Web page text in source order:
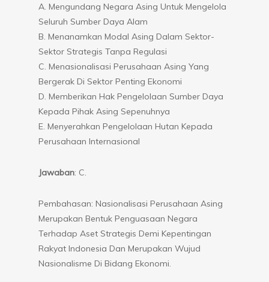
A. Mengundang Negara Asing Untuk Mengelola
Seluruh Sumber Daya Alam
B. Menanamkan Modal Asing Dalam Sektor-
Sektor Strategis Tanpa Regulasi
C. Menasionalisasi Perusahaan Asing Yang
Bergerak Di Sektor Penting Ekonomi
D. Memberikan Hak Pengelolaan Sumber Daya
Kepada Pihak Asing Sepenuhnya
E. Menyerahkan Pengelolaan Hutan Kepada
Perusahaan Internasional
Jawaban: C.
Pembahasan: Nasionalisasi Perusahaan Asing
Merupakan Bentuk Penguasaan Negara
Terhadap Aset Strategis Demi Kepentingan
Rakyat Indonesia Dan Merupakan Wujud
Nasionalisme Di Bidang Ekonomi.